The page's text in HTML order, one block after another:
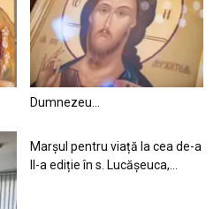
Dumnezeu…
Marșul pentru viață la cea de-a
II-a ediție în s. Lucășeuca,...